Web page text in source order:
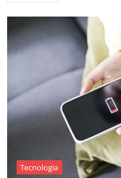
Tecnologia